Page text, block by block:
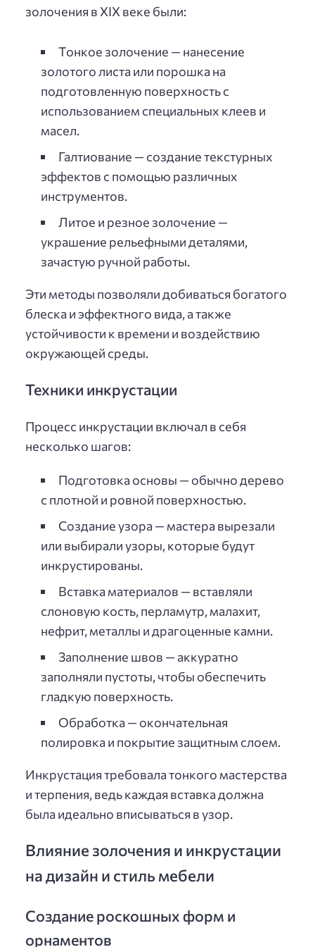
золочения в XIX веке были:
Тонкое золочение — нанесение
золотого листа или порошка на
подготовленную поверхность с
использованием специальных клеев и
масел.
Галтиование — создание текстурных
эффектов с помощью различных
инструментов.
Литое и резное золочение —
украшение рельефными деталями,
зачастую ручной работы.
Эти методы позволяли добиваться богатого
блеска и эффектного вида, а также
устойчивости к времени и воздействию
окружающей среды.
Техники инкрустации
Процесс инкрустации включал в себя
несколько шагов:
Подготовка основы — обычно дерево
с плотной и ровной поверхностью.
Создание узора — мастера вырезали
или выбирали узоры, которые будут
инкрустированы.
Вставка материалов — вставляли
слоновую кость, перламутр, малахит,
нефрит, металлы и драгоценные камни.
Заполнение швов — аккуратно
заполняли пустоты, чтобы обеспечить
гладкую поверхность.
Обработка — окончательная
полировка и покрытие защитным слоем.
Инкрустация требовала тонкого мастерства
и терпения, ведь каждая вставка должна
была идеально вписываться в узор.
Влияние золочения и инкрустации
на дизайн и стиль мебели
Создание роскошных форм и
орнаментов